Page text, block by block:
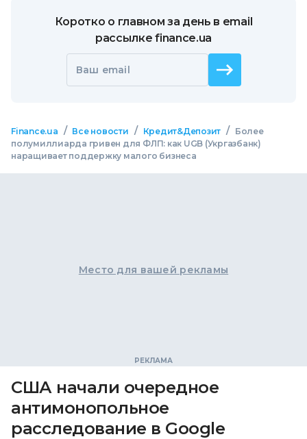
Коротко о главном за день в email
рассылке finance.ua
Ваш email
Finance.ua / Все новости / Кредит&Депозит /
Более
полумиллиарда гривен для ФЛП: как UGB (Укргазбанк)
наращивает поддержку малого бизнеса
Место для вашей рекламы
США начали очередное
антимонопольное
расследование в Google